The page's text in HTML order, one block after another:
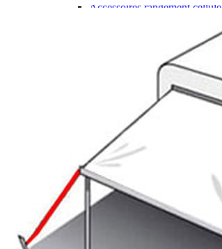
Accessoires rangement cellule
Lot de Vaisselle Mélamine
Vaisselle Mélamine
Pour faire la vaisselle
Ménagères et couverts
Poêles et casseroles
Four OMNIA
Thé ou café
Verres
Accessoires cuisine divers
Pour faire le ménage
Tapis anti dérapant et nappe
Poubelles
Accessoires rangement cuisine